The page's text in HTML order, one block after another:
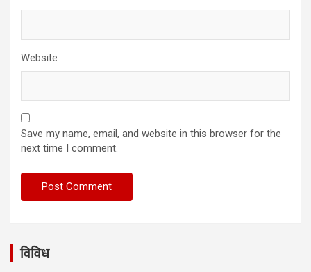
Website
Save my name, email, and website in this browser for the
next time I comment.
विविध